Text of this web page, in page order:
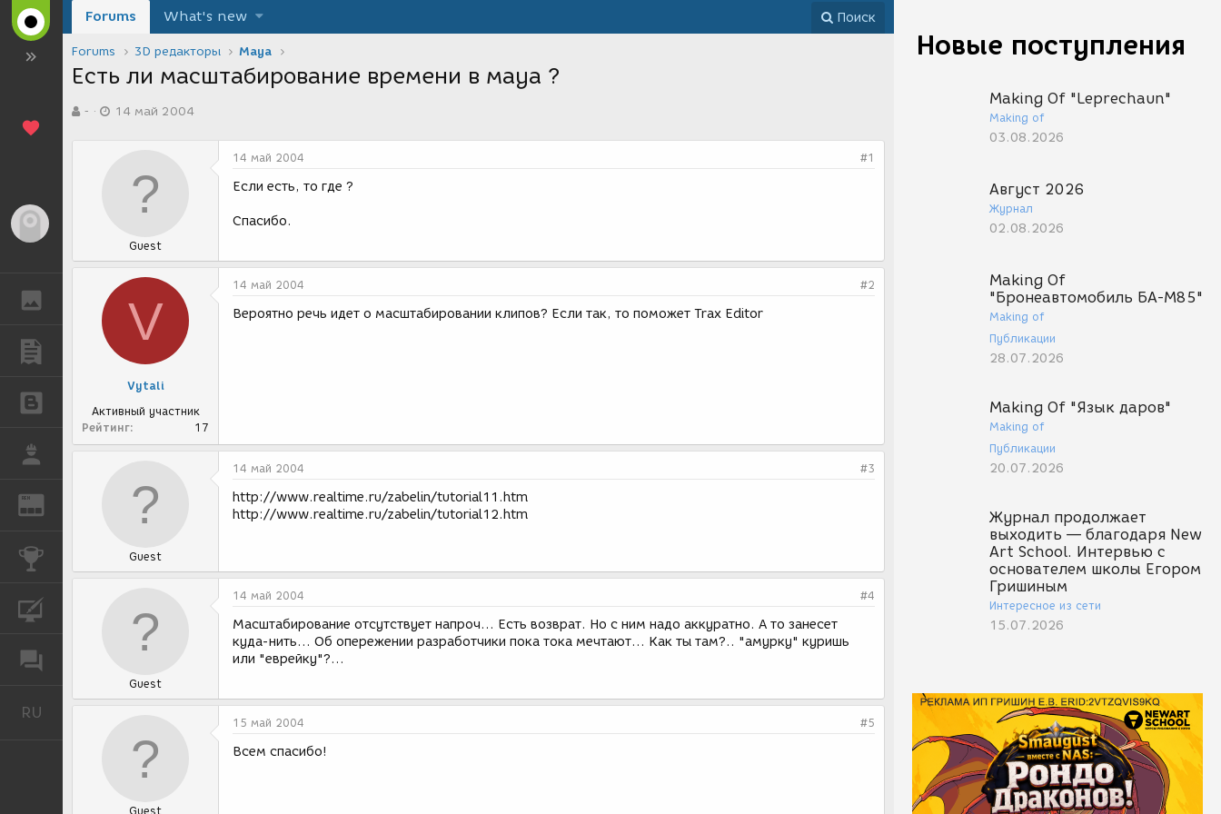
ГАЛЕРЕЯ
ПУБЛИКАЦИИ
REN
КОНКУРСЫ
RU
Новые поступления
Making Of "Leprechaun"
Making of
03.08.2026
Август 2026
Журнал
02.08.2026
Making Of
"Бронеавтомобиль БА-М85"
Making of
Публикации
28.07.2026
Making Of "Язык даров"
Making of
Публикации
20.07.2026
Журнал продолжает
выходить — благодаря New
Art School. Интервью с
основателем школы Егором
Гришиным
Интересное из сети
15.07.2026
Forums What's new Поиск
Forums 3D редакторы Maya
Есть ли масштабирование времени в мауа ?
в-
а
и
14 май 2004
Guest
14 май 2004 #1
Если есть, то где ?
Спасибо.
V
Vytali
Активный участник
Рейтинг
17
14 май 2004 #2
Вероятно речь идет о масштабировании клипов? Если так, то поможет Trax Editor
Guest
14 май 2004 #3
http://www.realtime.ru/zabelin/tutorial11.htm
http://www.realtime.ru/zabelin/tutorial12.htm
Guest
14 май 2004 #4
Масштабирование отсутствует напроч... Есть возврат. Но с ним надо аккуратно. А то занесет
куда-нить... Об опережении разработчики пока тока мечтают... Как ты там?.. "амурку" куришь
или "еврейку"?...
Guest
15 май 2004 #5
Всем спасибо!